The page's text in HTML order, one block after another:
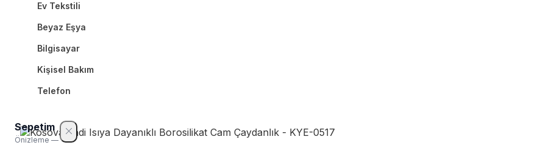
Ev Tekstili
Beyaz Eşya
Bilgisayar
Kişisel Bakım
Telefon
Sepetim
Önizleme —